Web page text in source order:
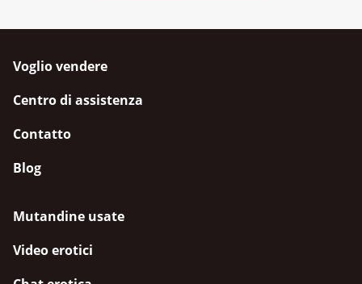
Voglio vendere
Centro di assistenza
Contatto
Blog
Mutandine usate
Video erotici